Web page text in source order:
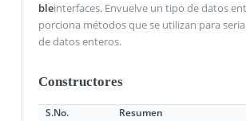
bleinterfaces. Envuelve un tipo de datos
porciona métodos que se utilizan para
de datos enteros.
Constructores
S.No. Resumen